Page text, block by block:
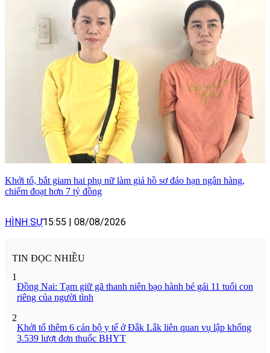
Khởi tố, bắt giam hai phụ nữ làm giả hồ sơ đáo hạn ngân hàng,
chiếm đoạt hơn 7 tỷ đồng
HÌNH SỰ15:55 | 08/08/2026
TIN ĐỌC NHIỀU
1
Đồng Nai: Tạm giữ gã thanh niên bạo hành bé gái 11 tuổi con
riêng của người tình
2
Khởi tố thêm 6 cán bộ y tế ở Đắk Lắk liên quan vụ lập khống
3.539 lượt đơn thuốc BHYT